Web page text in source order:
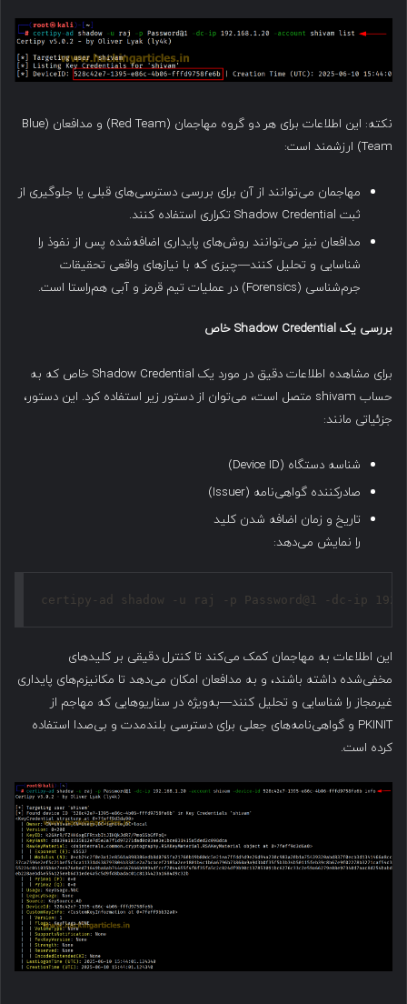
نکته: این اطلاعات برای هر دو گروه مهاجمان (Red Team) و مدافعان (Blue
Team) ارزشمند است:
مهاجمان می‌توانند از آن برای بررسی دسترسی‌های قبلی یا جلوگیری از
ثبت Shadow Credential تکراری استفاده کنند.
مدافعان نیز می‌توانند روش‌های پایداری اضافه‌شده پس از نفوذ را
شناسایی و تحلیل کنند—چیزی که با نیازهای واقعی تحقیقات
جرم‌شناسی (Forensics) در عملیات تیم قرمز و آبی هم‌راستا است.
بررسی یک خاص
برای مشاهده اطلاعات دقیق در مورد یک Shadow Credential خاص که به
حساب shivam متصل است، می‌توان از دستور زیر استفاده کرد. این دستور،
جزئیاتی مانند:
شناسه دستگاه (Device ID)
صادرکننده گواهی‌نامه (Issuer)
تاریخ و زمان اضافه شدن کلید
را نمایش می‌دهد:
certipy-ad shadow -u raj -p Password@1 -dc-ip
این اطلاعات به مهاجمان کمک می‌کند تا کنترل دقیقی بر کلیدهای
مخفی‌شده داشته باشند، و به مدافعان امکان می‌دهد تا مکانیزم‌های پایداری
غیرمجاز را شناسایی و تحلیل کنند—به‌ویژه در سناریوهایی که مهاجم از
PKINIT و گواهی‌نامه‌های جعلی برای دسترسی بلندمدت و بی‌صدا استفاده
کرده است.